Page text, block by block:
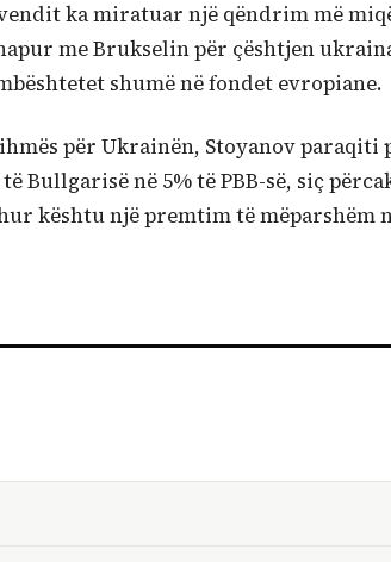
vendit ka miratuar një qëndrim më
me Brukselin për çështjen
shumë në fondet evropiane.
për Ukrainën, Stoyanov
Bullgarisë në 5% të PBB-së, siç
kështu një premtim të mëparshëm